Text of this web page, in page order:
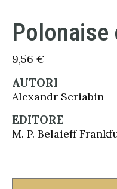
Polonaise
9,56 €
AUTORI
Alexandr Scriabin
EDITORE
M. P. Belaieff